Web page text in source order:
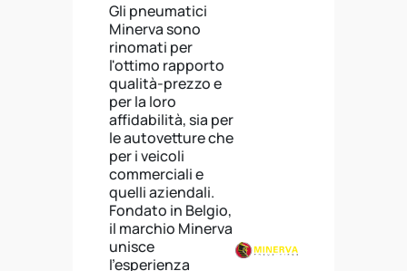
Gli pneumatici
Minerva sono
rinomati per
l'ottimo rapporto
qualità-prezzo e
per la loro
affidabilità, sia per
le autovetture che
per i veicoli
commerciali e
quelli aziendali.
Fondato in Belgio,
il marchio Minerva
unisce
l'esperienza